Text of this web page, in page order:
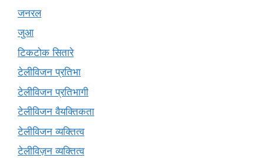
जनरल
जुआ
टिकटोक सितारे
टेलीविजन प्रतिभा
टेलीविजन प्रतिभागी
टेलीविजन वैयक्तिकता
टेलीविजन व्यक्तित्व
टेलीविज़न व्यक्तित्व